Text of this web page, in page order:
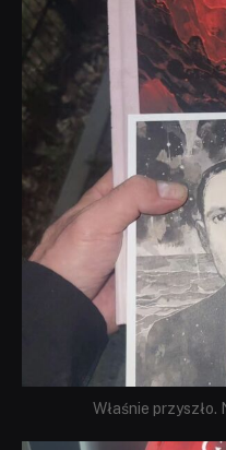
Właśnie przyszło.